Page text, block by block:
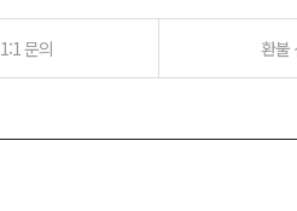
1:1 문의 환불